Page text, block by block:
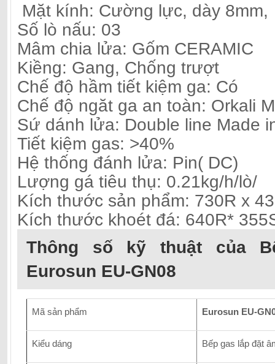
Mặt kính: Cường lực, dày 8mm,
Số lò nấu: 03
Mâm chia lửa: Gốm CERAMIC
Kiềng: Gang, Chống trượt
Chế độ hầm tiết kiệm ga: Có
Chế độ ngăt ga an toàn: Orkali
Sứ dánh lửa: Double line Made
Tiết kiệm gas: >40%
Hệ thống đánh lửa: Pin( DC)
Lượng gá tiêu thụ: 0.21kg/h/lò/
Kích thước sản phẩm: 730R x
Kích thước khoét đá: 640R*
Thông số kỹ thuật của
Eurosun EU-GN08
Mã sản phẩm Eurosun EU-
Kiểu dáng Bếp gas lắp đặt